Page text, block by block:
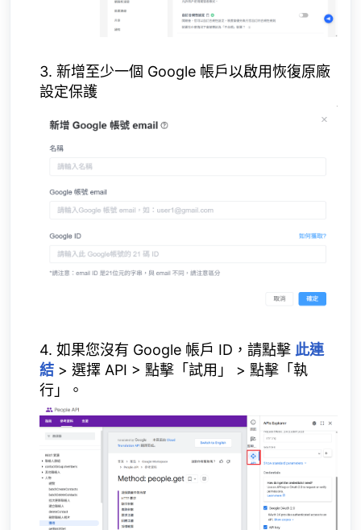
3. 新增至少一個 Google 帳戶以啟用恢復原廠
設定保護
4. 如果您沒有 Google 帳戶 ID，請點擊 此連
結 > 選擇 API > 點擊「試用」 > 點擊「執
行」。